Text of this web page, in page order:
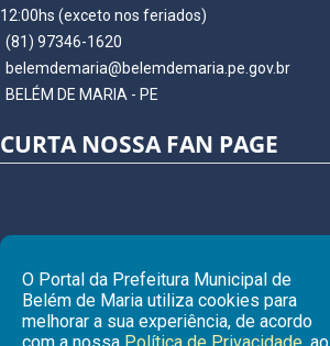
12:00hs (exceto nos feriados)
(81) 97346-1620
belemdemaria@belemdemaria.pe.gov.br
BELÉM DE MARIA - PE
CURTA NOSSA FAN PAGE
O Portal da Prefeitura Municipal de
Belém de Maria utiliza cookies para
melhorar a sua experiência, de acordo